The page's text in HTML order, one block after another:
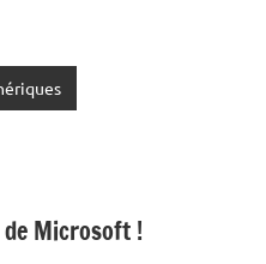
de Microsoft !